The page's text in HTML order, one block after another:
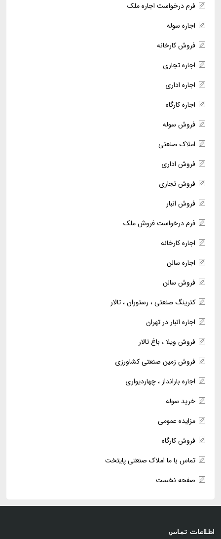
فرم درخواست اجاره ملک
اجاره سوله
فروش کارخانه
اجاره تجاری
اجاره اداری
اجاره کارگاه
فروش سوله
املاک صنعتی
فروش اداری
فروش تجاری
فروش انبار
فرم درخواست فروش ملک
اجاره کارخانه
اجاره سالن
فروش سالن
کترینگ صنعتی ، رستوران ، تالار
اجاره انبار در تهران
فروش ویلا ، باغ تالار
فروش زمین صنعتی کشاورزی
اجاره بارانداز ، چهاردیواری
خرید سوله
مزایده عمومی
فروش کارگاه
تماس با ما املاک صنعتی پایتخت
صفحه نخست
اطلاعات تماس